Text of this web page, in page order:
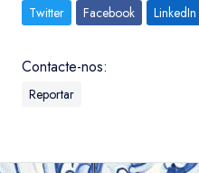
Twitter Facebook LinkedIn
Contacte-nos:
Reportar